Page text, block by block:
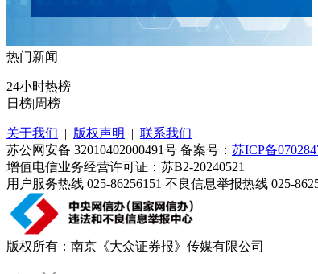
热门新闻
24小时热榜
日榜|周榜
关于我们 | 版权声明 | 联系我们
苏公网安备 32010402000491号 备案号： 苏ICP备
增值电信业务经营许可证：苏B2-20240521
用户服务热线 025-86256151 不良信息举报热线 025-
版权所有：南京《大众证券报》传媒有限公司